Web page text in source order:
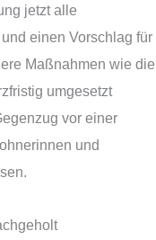
jetzt alle
einen Vorschlag für
Maßnahmen wie die
umgesetzt
vor einer
und